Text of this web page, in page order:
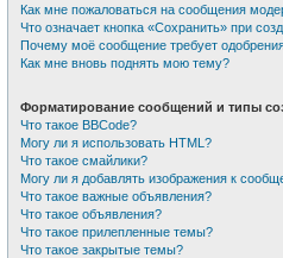
Как мне пожаловаться на сообщения
Что означает кнопка «Сохранить» при
Почему моё сообщение требует
Как мне вновь поднять мою тему?
Форматирование сообщений и типы
Что такое BBCode?
Могу ли я использовать HTML?
Что такое смайлики?
Могу ли я добавлять изображения к
Что такое важные объявления?
Что такое объявления?
Что такое прилепленные темы?
Что такое закрытые темы?